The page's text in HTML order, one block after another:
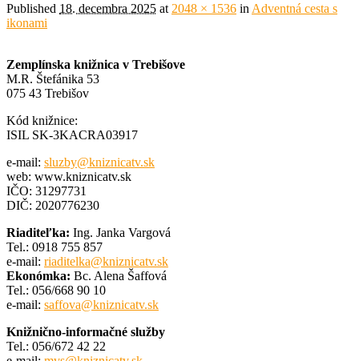
Published 18. decembra 2025 at 2048 × 1536 in Adventná cesta s
ikonami
Zemplínska knižnica v Trebišove
M.R. Štefánika 53
075 43 Trebišov
Kód knižnice:
ISIL SK-3KACRA03917
e-mail: sluzby@kniznicatv.sk
web: www.kniznicatv.sk
IČO: 31297731
DIČ: 2020776230
Riaditeľka: Ing. Janka Vargová
Tel.: 0918 755 857
e-mail: riaditelka@kniznicatv.sk
Ekonómka: Bc. Alena Šaffová
Tel.: 056/668 90 10
e-mail: saffova@kniznicatv.sk
Knižnično-informačné služby
Tel.: 056/672 42 22